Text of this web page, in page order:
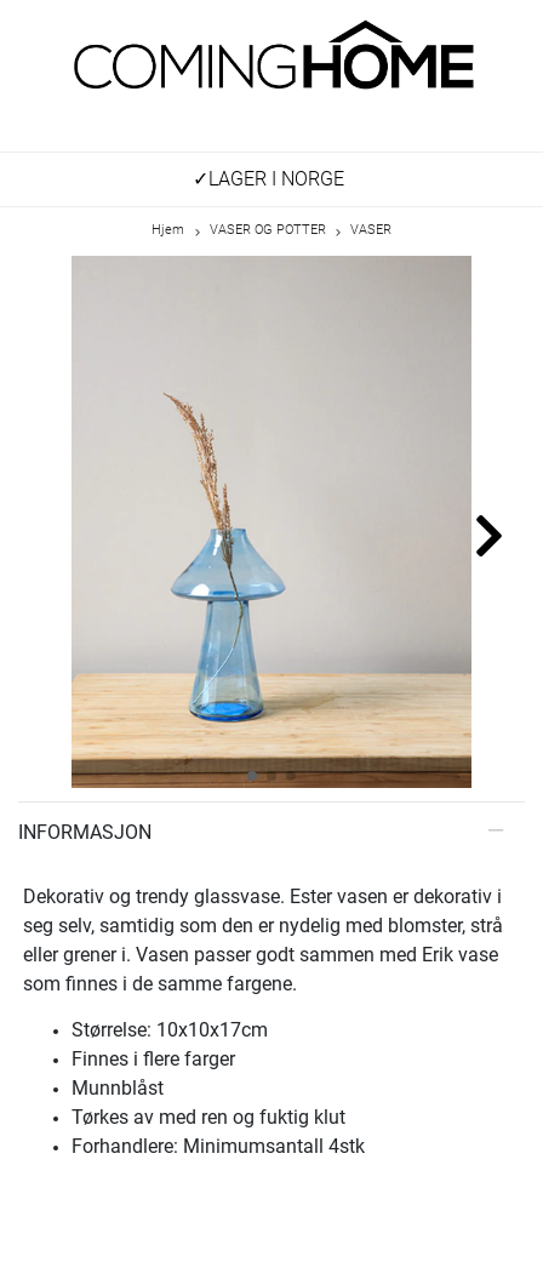
✓LAGER I NORGE
Hjem VASER OG POTTER VASER
INFORMASJON
Dekorativ og trendy glassvase. Ester vasen er dekorativ i
seg selv, samtidig som den er nydelig med blomster, strå
eller grener i. Vasen passer godt sammen med Erik vase
som finnes i de samme fargene.
Størrelse: 10x10x17cm
Finnes i flere farger
Munnblåst
Tørkes av med ren og fuktig klut
Forhandlere: Minimumsantall 4stk